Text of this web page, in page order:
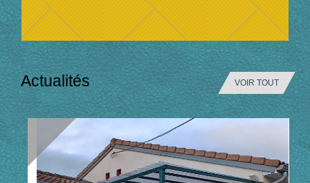
Actualités VOIR TOUT